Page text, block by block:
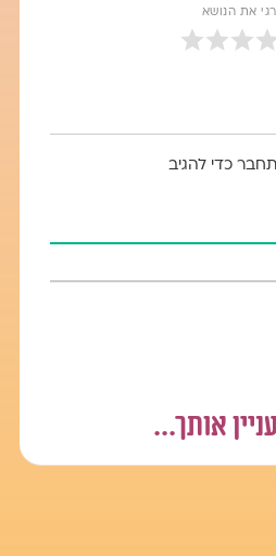
נעים לה לשבת לידה והיא
את ההורים שלה, ודמות
איתה כל יום מה שלומה.?ואיך
את הנושא
כדי להגיב
אותך...